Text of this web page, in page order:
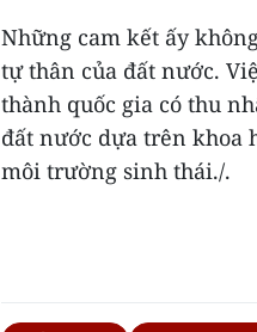
Những cam kết ấy
tự thân của đất nước.
thành quốc gia có thu
đất nước dựa trên khoa
môi trường sinh thái./.